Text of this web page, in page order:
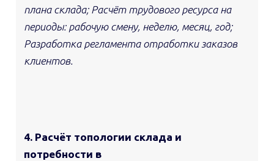
плана склада; Расчёт трудового ресурса на
периоды:рабочую смену, неделю, месяц, год;
Разработка регламента отработки заказов
клиентов.
4. Расчёт топологии склада и
потребности в